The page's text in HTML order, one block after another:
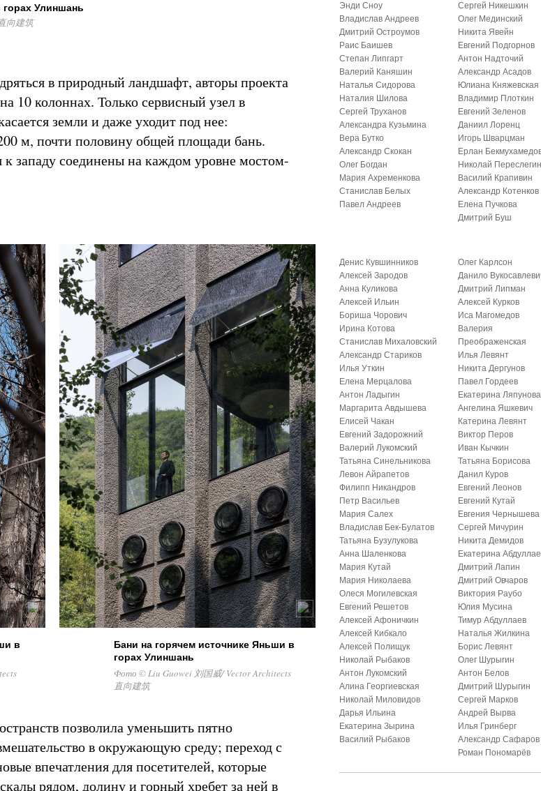
Улиншань
向建筑
в природный ландшафт, авторы проекта
10 колоннах. Только сервисный узел в
земли и даже уходит под нее:
м, почти половину общей площади бань.
западу соединены на каждом уровне мостом-
в
Бани на горячем источнике Яньши в
горах Улиншань
Фото © Liu Guowei 刘国威/ Vector Architects
直向建筑
позволила уменьшить пятно
в окружающую среду; переход с
впечатления для посетителей, которые
рядом, долину и горный хребет за ней в
Энди Сноу
Владислав Андреев
Дмитрий Остроумов
Раис Баишев
Степан Липгарт
Валерий Каняшин
Наталья Сидорова
Наталия Шилова
Сергей Труханов
Александра Кузьмина
Вера Бутко
Александр Скокан
Олег Богдан
Мария Ахременкова
Станислав Белых
Павел Андреев
Сергей Никешкин
Олег Мединский
Никита Явейн
Евгений Подгорнов
Антон Надточий
Александр Асадов
Юлиана Княжевская
Владимир Плоткин
Евгений Зеленов
Даниил Лоренц
Игорь Шварцман
Ерлан
Николай
Василий Крапивин
Александр Котенков
Елена Пучкова
Дмитрий Буш
Денис Кувшинников
Алексей Зародов
Анна Куликова
Алексей Ильин
Бориша Чорович
Ирина Котова
Станислав Михаловский
Александр Стариков
Илья Уткин
Елена Мерцалова
Антон Ладыгин
Маргарита Авдышева
Елисей Чакан
Евгений Задорожний
Валерий Лукомский
Татьяна Синельникова
Левон Айрапетов
Филипп Никандров
Петр Васильев
Мария Салех
Владислав Бек-Булатов
Татьяна Бузулукова
Анна Шаленкова
Мария Кутай
Мария Николаева
Олеся Могилевская
Евгений Решетов
Алексей Афоничкин
Алексей Кибкало
Алексей Полищук
Николай Рыбаков
Антон Лукомский
Алина Георгиевская
Николай Миловидов
Дарья Ильина
Екатерина Зырина
Василий Рыбаков
Олег Карлсон
Данило
Дмитрий Липман
Алексей Курков
Иса Магомедов
Валерия
Преображенская
Илья Левянт
Никита Дергунов
Павел Гордеев
Екатерина Ляпунова
Ангелина Яшкевич
Катерина Левянт
Виктор Перов
Иван Кычкин
Татьяна Борисова
Данил Куров
Евгений Леонов
Евгений Кутай
Евгения Чернышева
Сергей Мичурин
Никита Демидов
Екатерина
Дмитрий Лапин
Дмитрий Овчаров
Виктория Раубо
Юлия Мусина
Тимур Абдуллаев
Наталья Жилкина
Борис Левянт
Олег Шурыгин
Антон Белов
Дмитрий Шурыгин
Сергей Марков
Андрей Вырва
Илья Гринберг
Александр Сафаров
Роман Пономарёв